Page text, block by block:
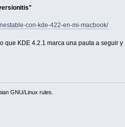
con-kde-422-en-mi-macbook/
KDE 4.2.1 marca una pauta a seguir
GNU/Linux rules.